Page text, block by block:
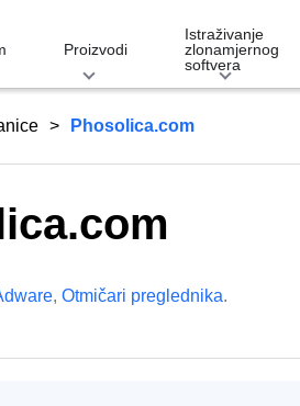
Proizvodi
Istraživanje
zlonamjernog
softvera
Phosolica.com
, Otmičari preglednika.